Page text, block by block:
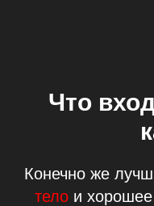
Что
Конечно же
тело и хорошее